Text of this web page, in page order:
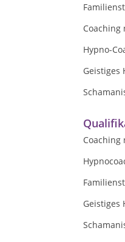
Coaching
Hypno-
Geistiges
Coaching
Geistiges